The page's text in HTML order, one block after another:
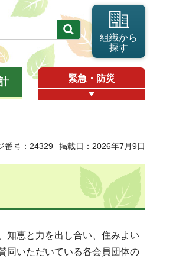
組織から
探す
緊急・防災
番号：24329 掲載日：2026年7月9日
知恵と力を出し合い、住みよい
同いただいている各会員団体の